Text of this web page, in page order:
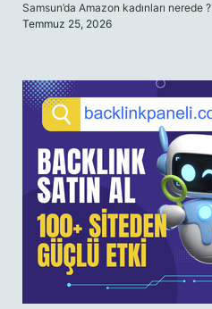
Samsun’da Amazon kadınları nerede ?
Temmuz 25, 2026